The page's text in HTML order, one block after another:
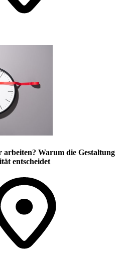
arbeiten? Warum die Gestaltung
entscheidet